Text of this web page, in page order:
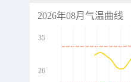
2026年08月气温曲线
35
26